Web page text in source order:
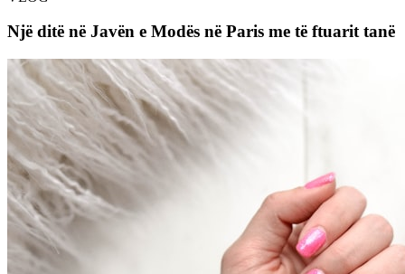
Një ditë në Javën e Modës në Paris me të ftuarit tanë